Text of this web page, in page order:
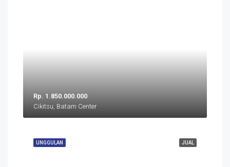
Rp. 1.850.000.000
Cikitsu, Batam Center
JUAL
UNGGULAN